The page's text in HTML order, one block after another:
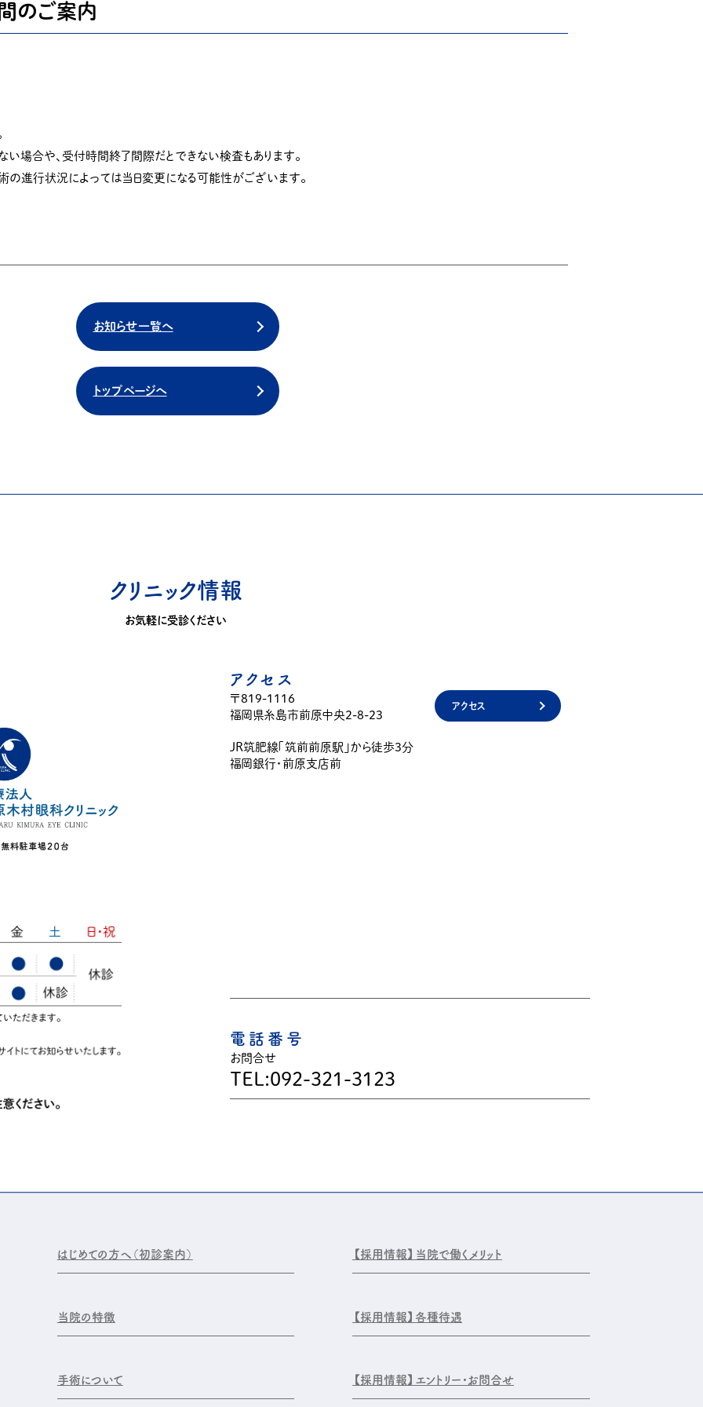
間のご案内
場合や、受付時間終了間際だとできない検査もあります。
の進行状況によっては当日変更になる可能性がございます。
お知らせ一覧へ
トップページへ
クリニック情報
お気軽に受診ください
アクセス
〒819-1116
福岡県糸島市前原中央2-8-23
JR筑肥線「筑前前原駅」から徒歩3分
福岡銀行・前原支店前
アクセス
電話番号
お問合せ
TEL:092-321-3123
はじめての方へ（初診案内）
当院の特徴
手術について
【採用情報】 当院で働くメリット
【採用情報】 各種待遇
【採用情報】 エントリー・お問合せ